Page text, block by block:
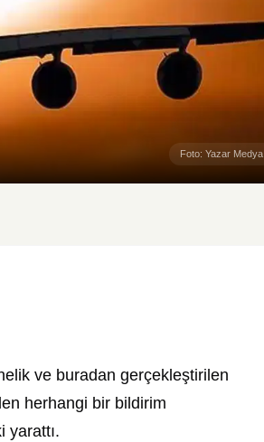
Foto: Yazar Medya
ve buradan gerçekleştirilen
herhangi bir bildirim
yarattı.